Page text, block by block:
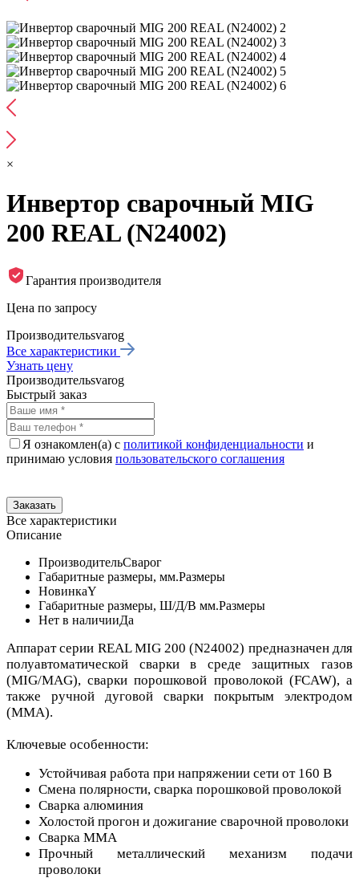
×
Инвертор сварочный MIG
200 REAL (N24002)
Гарантия производителя
Цена по запросу
Производительsvarog
Все характеристики
Узнать цену
Производительsvarog
Быстрый заказ
Я ознакомлен(а) с политикой конфиденциальности и
принимаю условия пользовательского соглашения
Все характеристики
Описание
ПроизводительСварог
Габаритные размеры, мм.Размеры
НовинкаY
Габаритные размеры, Ш/Д/В мм.Размеры
Нет в наличииДа
Аппарат серии REAL MIG 200 (N24002) предназначен для
полуавтоматической сварки в среде защитных газов
(MIG/MAG), сварки порошковой проволокой (FCAW), а
также ручной дуговой сварки покрытым электродом
(ММА).
Ключевые особенности:
Устойчивая работа при напряжении сети от 160 В
Смена полярности, сварка порошковой проволокой
Сварка алюминия
Холостой прогон и дожигание сварочной проволоки
Сварка ММА
Прочный металлический механизм подачи
проволоки